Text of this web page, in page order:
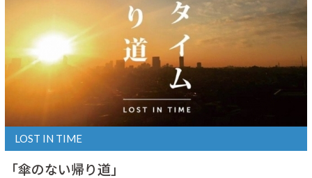
LOST IN TIME
「傘のない帰り道」